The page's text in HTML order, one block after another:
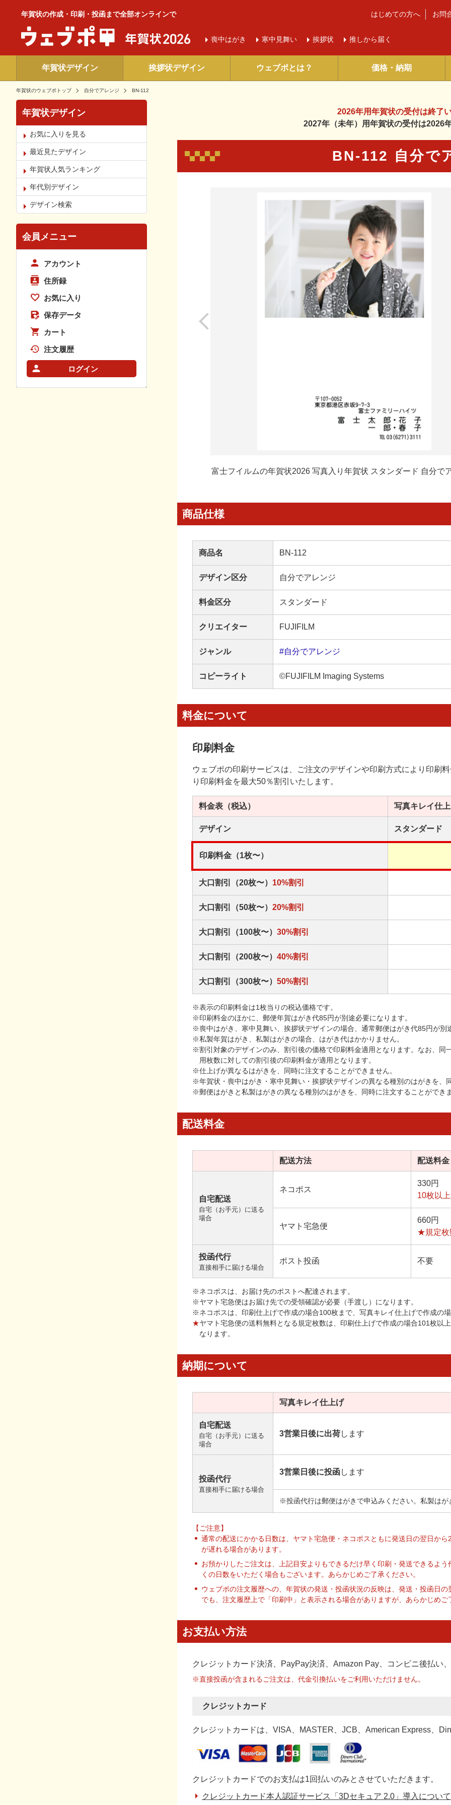
年賀状の作成・印刷・投函まで全部オンラインで
喪中はがき 寒中 見舞い 挨拶状 推しから届く
はじめての方へ お問
年賀状デザイン 挨拶状デザイン ウェブポとは？ 価格・納期
年賀状のウェブポトップ 自分でアレンジ BN-112
2026年用年賀状の受付は終了
2027年（未年）用年賀状の受付は2026
BN-112 自分で
富士フイルムの年賀状2026 写真入り年賀状 スタンダード 自分で
商品仕様
商品名 BN-112
デザイン区分 自分でアレンジ
料金区分 スタンダード
クリエイター FUJIFILM
ジャンル #自分でアレンジ
コピーライト ©FUJIFILM Imaging Systems
料金について
印刷料金
ウェブポの印刷サービスは、ご注文のデザインや印刷方式により印刷
り印刷料金を最大50％割引いたします。
料金表 （税込） 写真キレイ仕
デザイン スタンダード
印刷料金（1枚〜）
大口割引（20枚〜） 10%割引
大口割引（50枚〜） 20%割引
大口割引（100枚〜） 30%割引
大口割引（200枚〜） 40%割引
大口割引（300枚〜） 50%割引
※表示の印刷料金は1枚当りの税込価格です。
※印刷料金のほかに、郵便年賀はがき代85円が別途必要になります。
※喪中はがき、寒中見舞い、挨拶状デザインの場合、通常郵便はがき代85円が別
※私製年賀はがき、私製はがきの場合、はがき代はかかりません。
※割引対象のデザインのみ、割引後の価格で印刷料金適用となります。なお、
用枚数に対しての割引後の印刷料金が適用となります。
※仕上げが異なるはがきを、同時に注文することができません。
※年賀状・喪中はがき・寒中見舞い・挨拶状デザインの異なる種別のはがきを、
※郵便はがきと私製はがきの異なる種別のはがきを、同時に注文することができ
配送料金
配送方法 配送料金
自宅配送
自宅（お手元）に送る
場合
ネコポス
330円
10枚以
ヤマト宅急便
660円
★規定枚
投函代行
直接相手に届ける場合
ポスト投函 不要
※ネコポスは、お届け先のポストへ配達されます。
※ヤマト宅急便はお届け先での受領確認が必要（手渡し）になります。
※ネコポスは、印刷仕上げで作成の場合100枚まで、写真キレイ仕上げで作成の
★ヤマト宅急便の送料無料となる規定枚数は、印刷仕上げで作成の場合101枚以
なります。
納期について
写真キレイ仕上げ
自宅配送
自宅（お手元）に送る
場合
3営業日後に出荷します
投函代行
直接相手に届ける場合
3営業日後に投函します
※投函代行は郵便はがきで申込みください。私製は
【ご注意】
通常の配送にかかる日数は、ヤマト宅急便・ネコポスともに発送日の翌日か
が遅れる場合があります。
お預かりしたご注文は、上記目安よりもできるだけ早く印刷・発送できるよ
くの日数をいただく場合もございます。あらかじめご了承ください。
ウェブポの注文履歴への、年賀状の発送・投函状況の反映は、発送・投函日
でも、注文履歴上で「印刷中」と表示される場合がありますが、あらかじめご
お支払い方法
クレジットカード決済、PayPay決済 、Amazon Pay、コンビニ後払い
※直接投函が含まれるご注文は、代金引換払いをご利用いただけません。
クレジットカード
クレジットカードは、VISA、MASTER、JCB、American Express、
クレジットカードでのお支払は1回払いのみとさせていただきます。
クレジットカード本人認証サービス「3Dセキュア 2.0」導入について
年賀状デザイン
お気に入りを見る
最近見たデザイン
年賀状人気ランキング
年代別デザイン
デザイン検索
会員メニュー
アカウント
住所録
お気に入り
保存データ
カート
注文履歴
ログイン